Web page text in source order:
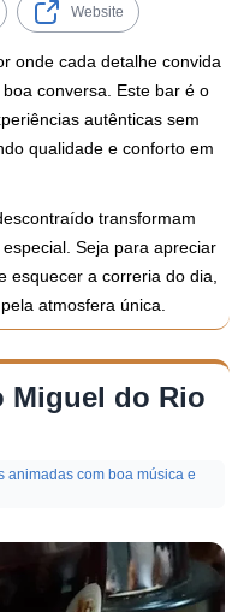
Website
onde cada detalhe convida
conversa. Este bar é o
autênticas sem
qualidade e conforto em
transformam
Seja para apreciar
esquecer a correria do dia,
atmosfera única.
Miguel do Rio
animadas com boa música e